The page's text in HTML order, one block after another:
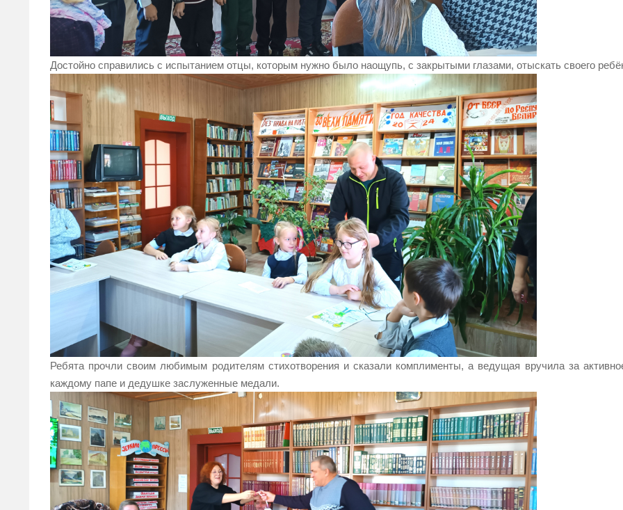
Достойно справились с испытанием отцы, которым нужно было наощупь, с закрытыми глазами, отыскать своего
Ребята прочли своим любимым родителям стихотворения и сказали комплименты, а ведущая вручила за
каждому папе и дедушке заслуженные медали.